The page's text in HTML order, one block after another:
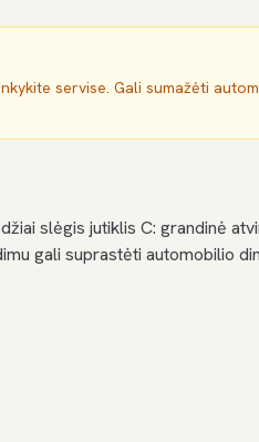
servise. Gali sumažėti
slėgis jutiklis C: grandinė
gali suprastėti automobilio